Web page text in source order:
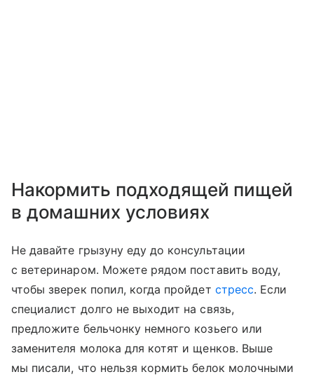
Накормить подходящей пищей
в домашних условиях
Не давайте грызуну еду до консультации
с ветеринаром. Можете рядом поставить воду,
чтобы зверек попил, когда пройдет стресс. Если
специалист долго не выходит на связь,
предложите бельчонку немного козьего или
заменителя молока для котят и щенков. Выше
мы писали, что нельзя кормить белок молочными